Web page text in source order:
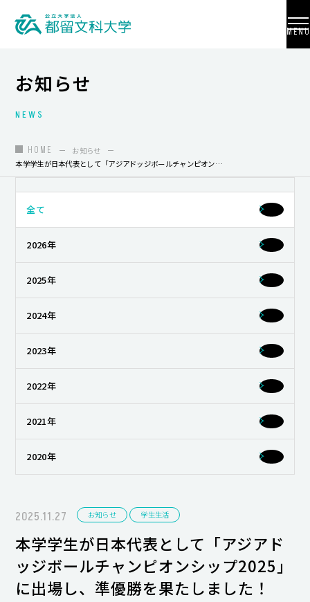
MENU
大学紹介
入試情報
学部・学科・大学院
地域連携
国際交流
教員養成
研究活動
就職・キャリア支援
お知らせ
NEWS
HOME
お知らせ
本学学生が日本代表として「アジアドッジボールチャンピオンシップ2025」に出場し、準優勝を果たしました！
全て
2026年
2025年
2024年
2023年
2022年
2021年
2020年
2025.11.27 お知らせ 学生生活
本学学生が日本代表として「アジアド
ッジボールチャンピオンシップ2025」
に出場し、準優勝を果たしました！